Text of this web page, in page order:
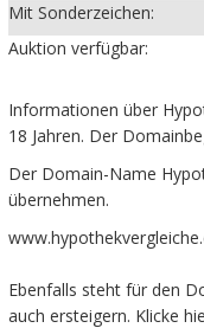
Mit Sonderzeichen:
Auktion verfügbar:
Informationen über
18 Jahren. Der
Der Domain-Name
übernehmen.
Ebenfalls steht für den
auch ersteigern. Klicke